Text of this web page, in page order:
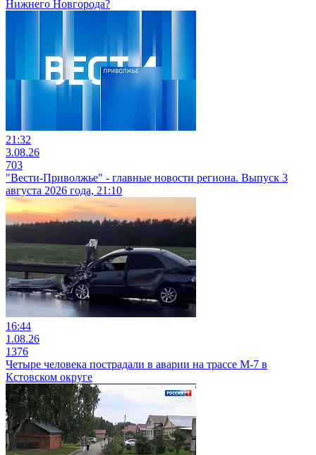
Нижнего Новгорода?
21:32
3.08.26
703
"Вести-Приволжье" - главные новости региона. Выпуск 3
августа 2026 года, 21:10
16:44
1.08.26
1376
Четыре человека пострадали в аварии на трассе М-7 в
Кстовском округе